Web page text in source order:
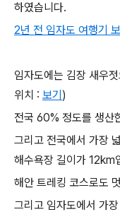
하였습니다.
2년 전 임자도 여행기
임자도에는 김장 새우
위치 : 보기)
전국 60% 정도를 생산
그리고 전국에서 가장
해수욕장 길이가 12km
해안 트레킹 코스로도
그리고 임자도에서 가